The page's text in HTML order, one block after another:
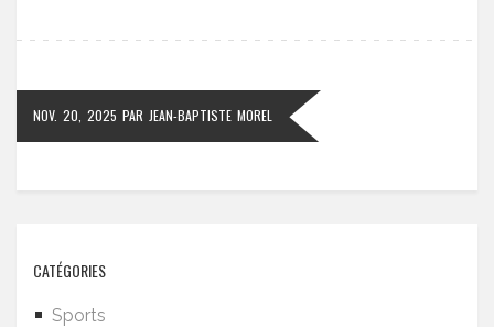
NOV. 20, 2025 PAR JEAN-BAPTISTE MOREL
CATÉGORIES
Sports